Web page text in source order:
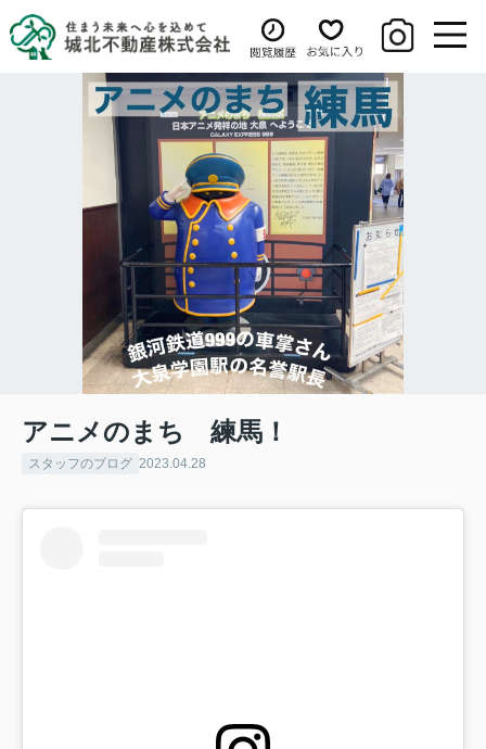
アニメのまち 練馬！
スタッフのブログ 2023.04.28